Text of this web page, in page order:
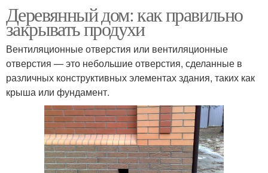
Деревянный дом: как правильно
закрывать продухи
Вентиляционные отверстия или вентиляционные
отверстия — это небольшие отверстия, сделанные в
различных конструктивных элементах здания, таких как
крыша или фундамент.